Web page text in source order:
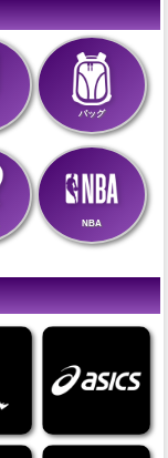
バッグ
NBA